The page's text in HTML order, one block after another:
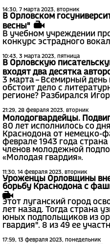
14:30, 7 марта 2023, вторник
В Орловском
весны"
В учебном учреждении
конкурс эстрадного
10:43, 3 марта 2023, пятница
В Орловскую
входят два десятка
3 марта – Всемирный день
обстоит дело с
регионе? Разбирался
21:29, 28 февраля 2023, вторник
Молодогвардейцы.
80 лет исполнилось со
Краснодона от немецко-
феврале 1943 года
членов молодежной
«Молодая гвардия».
11:30, 14 февраля 2023, вторник
Уроженцы Орловщины
борьбу Краснодона с
Этот луганский город
лет назад. Тогда страна
юных подпольщиков из
гвардия". 8 из 49 ее
17:59, 13 февраля 2023, понедельник